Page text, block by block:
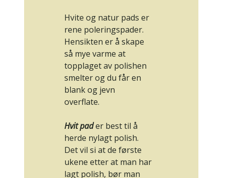
Hvite og natur pads er
rene poleringspader.
Hensikten er å skape
så mye varme at
topplaget av polishen
smelter og du får en
blank og jevn
overflate.
Hvit pader best til å
herde nylagt polish.
Det vil si at de første
ukene etter at man har
lagt polish, bør man